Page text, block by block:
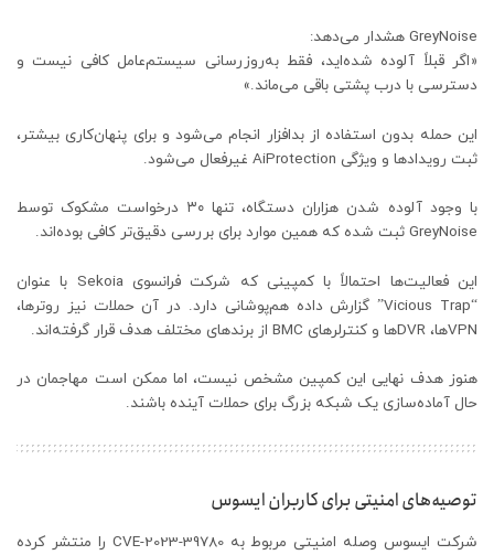
GreyNoise هشدار می‌دهد:
«اگر قبلاً آلوده شده‌اید، فقط به‌روزرسانی سیستم‌عامل کافی نیست و
دسترسی با درب پشتی باقی می‌ماند.»
این حمله بدون استفاده از بدافزار انجام می‌شود و برای پنهان‌کاری بیشتر،
ثبت رویدادها و ویژگی AiProtection غیرفعال می‌شود.
با وجود آلوده شدن هزاران دستگاه، تنها ۳۰ درخواست مشکوک توسط
GreyNoise ثبت شده که همین موارد برای بررسی دقیق‌تر کافی بوده‌اند.
این فعالیت‌ها احتمالاً با کمپینی که شرکت فرانسوی Sekoia با عنوان
“Vicious Trap” گزارش داده هم‌پوشانی دارد. در آن حملات نیز روترها،
VPNها، DVRها و کنترلرهای BMC از برندهای مختلف هدف قرار گرفته‌اند.
هنوز هدف نهایی این کمپین مشخص نیست، اما ممکن است مهاجمان در
حال آماده‌سازی یک شبکه بزرگ برای حملات آینده باشند.
توصیه‌های امنیتی برای کاربران ایسوس
شرکت ایسوس وصله امنیتی مربوط به CVE-2023-39780 را منتشر کرده